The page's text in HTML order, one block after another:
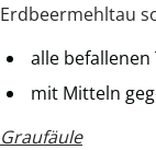
Erdbeermehltau
alle
mit Mitteln
Graufäule